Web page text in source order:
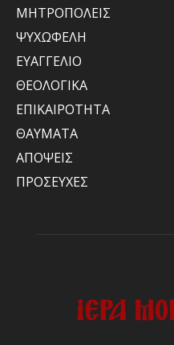
ΜΗΤΡΟΠΟΛΕΙΣ
ΨΥΧΩΦΕΛΗ
ΕΥΑΓΓΕΛΙΟ
ΘΕΟΛΟΓΙΚΑ
ΕΠΙΚΑΙΡΟΤΗΤΑ
ΘΑΥΜΑΤΑ
ΑΠΟΨΕΙΣ
ΠΡΟΣΕΥΧΕΣ